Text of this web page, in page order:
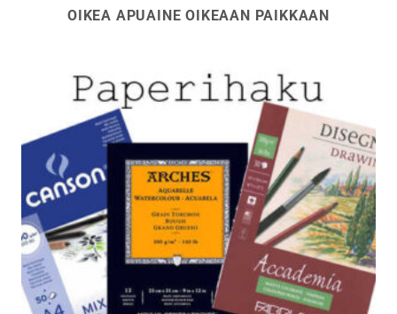
OIKEA APUAINE OIKEAAN PAIKKAAN